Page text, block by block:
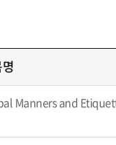
Manners and